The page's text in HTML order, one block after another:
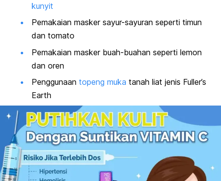
kunyit
Pemakaian maskersayur-sayuran seperti timun
dan tomato
Pemakaian maskerbuah-buahan seperti lemon
dan oren
Penggunaan topeng muka tanah liat jenis Fuller’s
Earth